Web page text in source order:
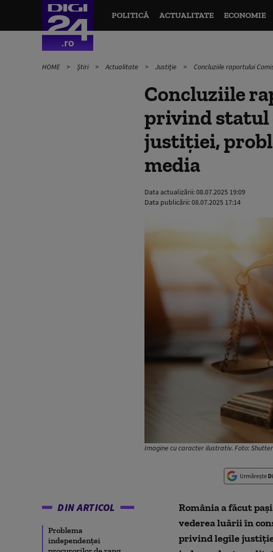
POLITICĂ ACTUALITATE ECONOMIE
HOME Știri Actualitate Justiție Concluziile raportului
Concluziile
privind statul
justiției,
media
Data actualizării:08.07.2025 19:09
Data publicării:08.07.2025 17:14
Imagine cu caracter ilustrativ. Foto:
Urmărește
DIN ARTICOL
Problema
independenței
România a făcut
vederea luării în
privind legile